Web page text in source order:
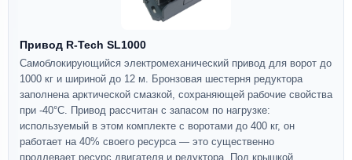
Привод R-Tech SL1000
Самоблокирующийся электромеханический привод для ворот до
1000 кг и шириной до 12 м. Бронзовая шестерня редуктора
заполнена арктической смазкой, сохраняющей рабочие свойства
при -40°C. Привод рассчитан с запасом по нагрузке:
используемый в этом комплекте с воротами до 400 кг, он
работает на 40% своего ресурса — это существенно
продлевает ресурс двигателя и редуктора. Под крышкой